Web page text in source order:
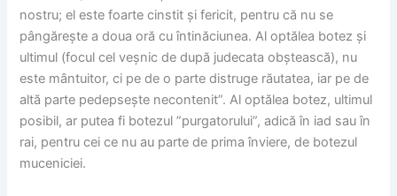
nostru; el este foarte cinstit și fericit, pentru că nu se
pângărește a doua oră cu întinăciunea. Al optălea botez și
ultimul (focul cel veșnic de după judecata obștească), nu
este mântuitor, ci pe de o parte distruge răutatea, iar pe de
altă parte pedepsește necontenit”. Al optălea botez, ultimul
posibil, ar putea fi botezul ”purgatorului”, adică în iad sau în
rai, pentru cei ce nu au parte de prima înviere, de botezul
muceniciei.